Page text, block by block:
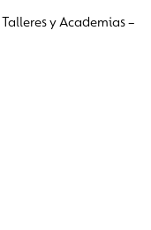
y Academias –